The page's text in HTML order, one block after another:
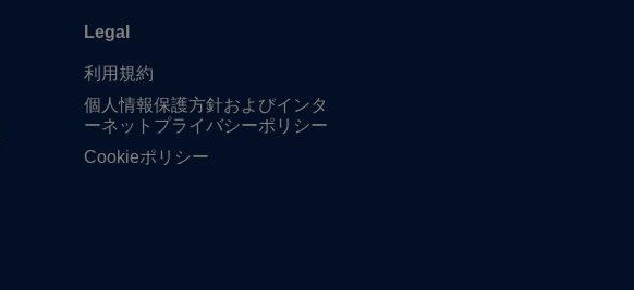
Legal
利用規約
個人情報保護方針およびインタ
ーネットプライバシーポリシー
Cookieポリシー